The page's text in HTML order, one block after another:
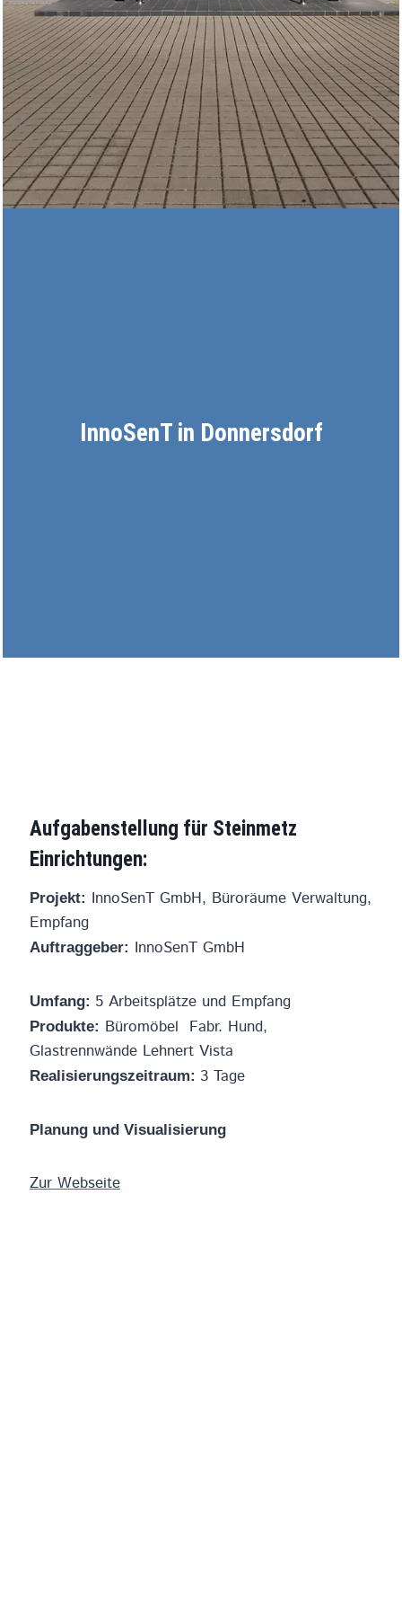
InnoSenT in Donnersdorf
Aufgabenstellung für Steinmetz
Einrichtungen:
Projekt: InnoSenT GmbH, Büroräume Verwaltung,
Empfang
Auftraggeber: InnoSenT GmbH
Umfang: 5 Arbeitsplätze und Empfang
Produkte: Büromöbel Fabr. Hund,
Glastrennwände Lehnert Vista
Realisierungszeitraum: 3 Tage
Planung und Visualisierung
Zur Webseite